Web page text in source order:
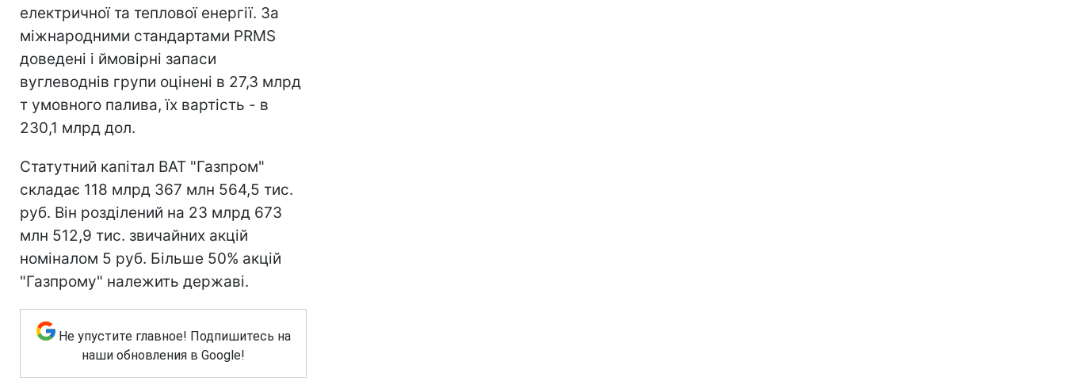
електричної та теплової енергії. За
міжнародними стандартами PRMS
доведені і ймовірні запаси
вуглеводнів групи оцінені в 27,3 млрд
т умовного палива, їх вартість - в
230,1 млрд дол.
Статутний капітал ВАТ "Газпром"
складає 118 млрд 367 млн 564,5 тис.
руб. Він розділений на 23 млрд 673
млн 512,9 тис. звичайних акцій
номіналом 5 руб. Більше 50% акцій
"Газпрому" належить державі.
Не упустите главное! Подпишитесь на
наши обновления в Google!